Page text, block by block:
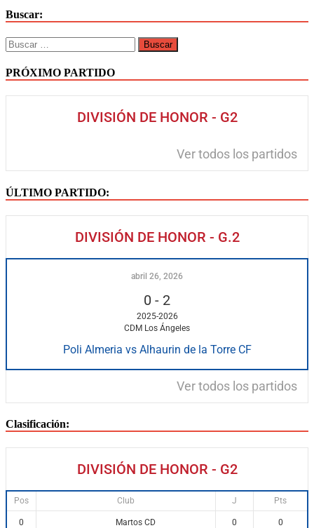
Buscar:
PRÓXIMO PARTIDO
DIVISIÓN DE HONOR - G2
Ver todos los partidos
ÚLTIMO PARTIDO:
DIVISIÓN DE HONOR - G.2
abril 26, 2026
0 - 2
2025-2026
CDM Los Ángeles
Poli Almeria vs Alhaurin de la Torre CF
Ver todos los partidos
Clasificación:
DIVISIÓN DE HONOR - G2
Pos Club J Pts
0 Martos CD 0 0